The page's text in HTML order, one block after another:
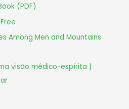
(PDF)
Among Men and Mountains
visão médico-espírita |